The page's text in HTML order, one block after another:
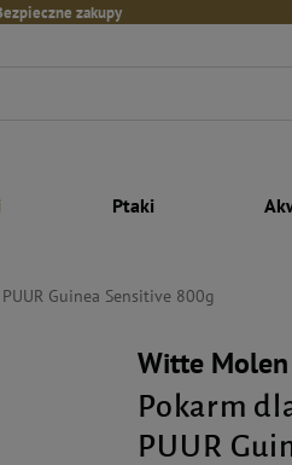
zakupy
Ptaki
Guinea Sensitive 800g
Witte Molen
Pokarm
PUUR